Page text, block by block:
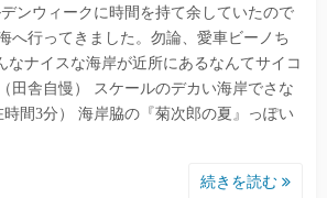
ンウィークに時間を持て余していたので
へ行ってきました。勿論、愛車ビーノち
なナイスな海岸が近所にあるなんてサイコ
田舎自慢） スケールのデカい海岸でさな
間3分） 海岸脇の『菊次郎の夏』っぽい
続きを読む